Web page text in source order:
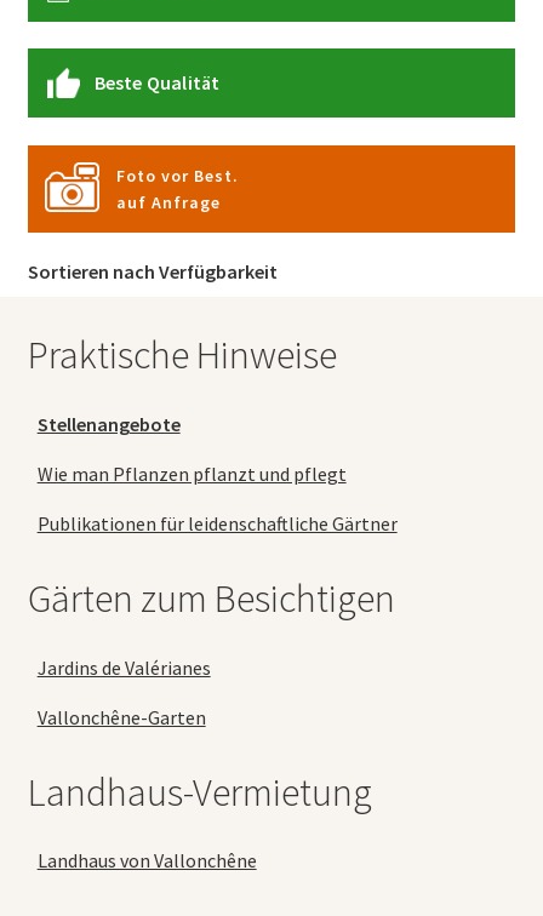
Beste Qualität
Foto vor Best.
auf Anfrage
Sortieren nach Verfügbarkeit
Praktische Hinweise
Stellenangebote
Wie man Pflanzen pflanzt und pflegt
Publikationen für leidenschaftliche Gärtner
Gärten zum Besichtigen
Jardins de Valérianes
Vallonchêne-Garten
Landhaus-Vermietung
Landhaus von Vallonchêne